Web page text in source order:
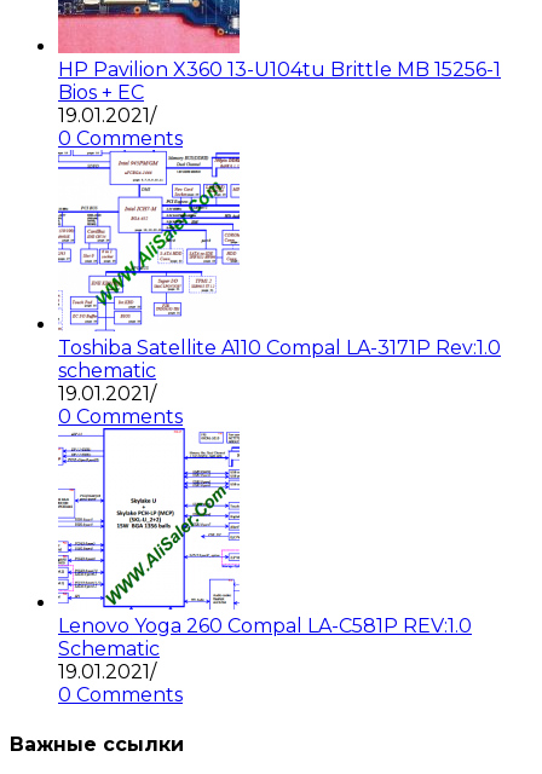
HP Pavilion X360 13-U104tu Brittle MB 15256-1
Bios + EC
19.01.2021/
0 Comments
Toshiba Satellite A110 Compal LA-3171P Rev:1.0
schematic
19.01.2021/
0 Comments
Lenovo Yoga 260 Compal LA-C581P REV:1.0
Schematic
19.01.2021/
0 Comments
Важные ссылки